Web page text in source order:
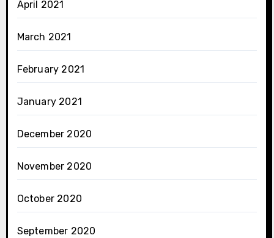
April 2021
March 2021
February 2021
January 2021
December 2020
November 2020
October 2020
September 2020